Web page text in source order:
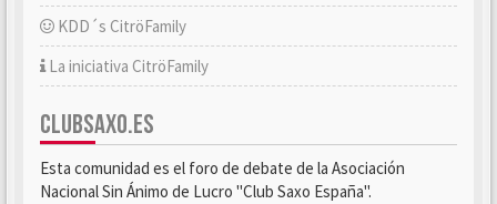
KDD´s CitröFamily
La iniciativa CitröFamily
CLUBSAXO.ES
Esta comunidad es el foro de debate de la Asociación
Nacional Sin Ánimo de Lucro "Club Saxo España".